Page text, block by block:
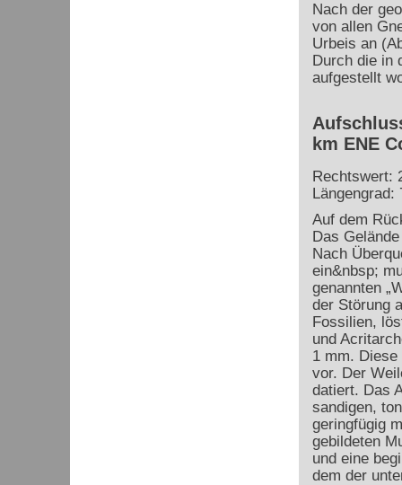
Nach der
von allen
Urbeis an
Durch die in
aufgestellt
km ENE
Rechtswert:
Längengrad:
Auf dem
Das
Nach
ein&nbsp;
genannten
der Störung
Fossilien,
und
1 mm.
vor. Der
datiert. Das
sandigen,
geringfügig
gebildeten
und eine
dem der